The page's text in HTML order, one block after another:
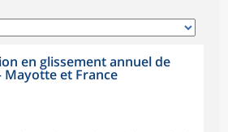
en glissement annuel de
Mayotte et France